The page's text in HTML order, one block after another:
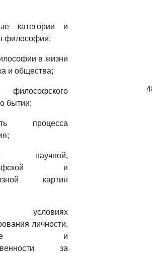
категории и
философии;
в жизни
и общества;
философского
бытии;
процесса
научной,
и
картин
личности,
и
за